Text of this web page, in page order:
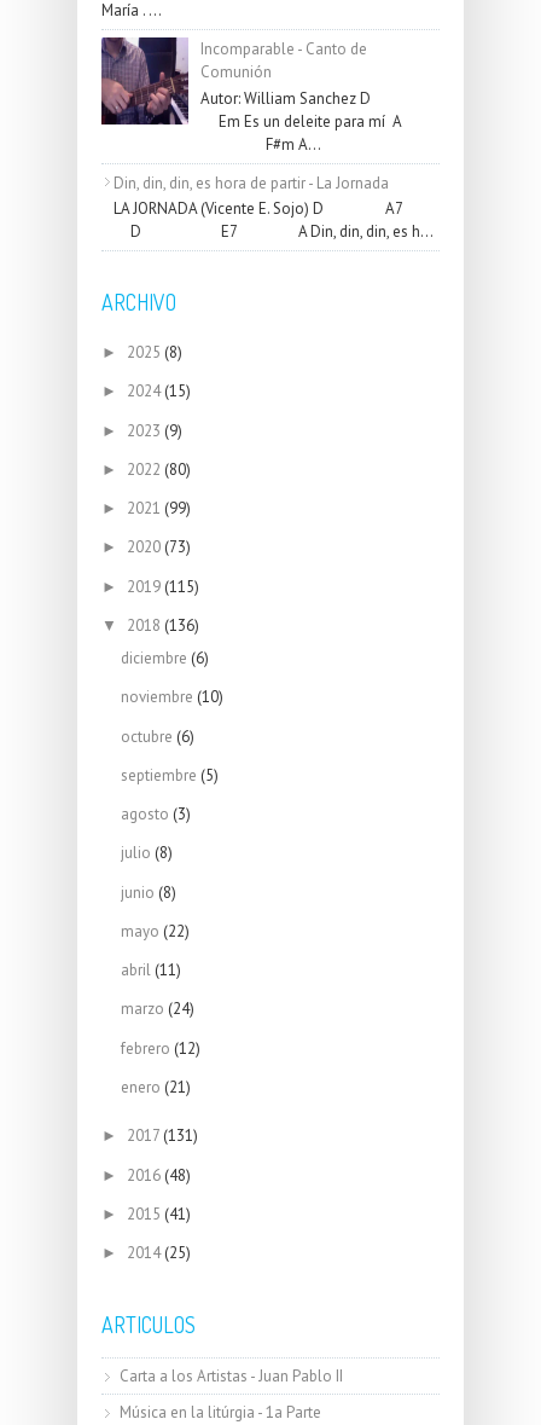
María . ...
Incomparable - Canto de
Comunión
Autor: William Sanchez D
Em Es un deleite para mí A
F#m A...
Din, din, din, es hora de partir - La Jornada
LA JORNADA (Vicente E. Sojo) D A7
D E7 A Din, din, din, es h...
ARCHIVO
► 2025 (8)
► 2024 (15)
► 2023 (9)
► 2022 (80)
► 2021 (99)
► 2020 (73)
► 2019 (115)
▼ 2018 (136)
diciembre (6)
noviembre (10)
octubre (6)
septiembre (5)
agosto (3)
julio (8)
junio (8)
mayo (22)
abril (11)
marzo (24)
febrero (12)
enero (21)
► 2017 (131)
► 2016 (48)
► 2015 (41)
► 2014 (25)
ARTICULOS
Carta a los Artistas - Juan Pablo II
Música en la litúrgia - 1a Parte